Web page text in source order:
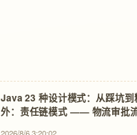
Java 23 种设计模式：从踩坑到
外：责任链模式 —— 物流审批